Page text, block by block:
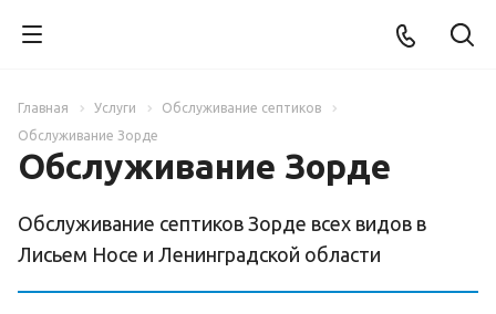
Главная Услуги
Обслуживание септиков
Обслуживание Зорде
Обслуживание Зорде
Обслуживание септиков Зорде всех видов в
Лисьем Носе и Ленинградской области